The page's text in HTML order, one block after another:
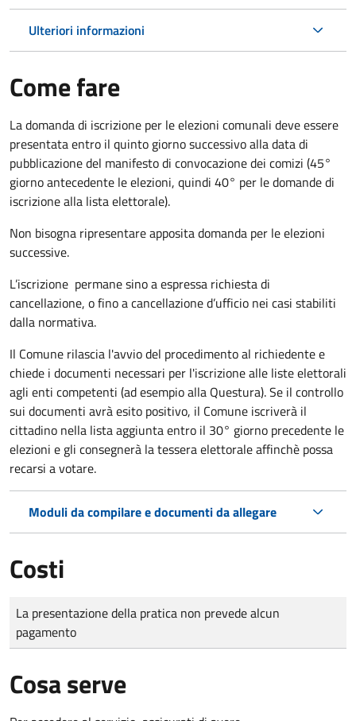
Ulteriori informazioni
Come fare
La domanda di iscrizione per le elezioni comunali deve essere
presentata entro il quinto giorno successivo alla data di
pubblicazione del manifesto di convocazione dei comizi (45°
giorno antecedente le elezioni, quindi 40° per le domande di
iscrizione alla lista elettorale).
Non bisogna ripresentare apposita domanda per le elezioni
successive.
L’iscrizione permane sino a espressa richiesta di
cancellazione, o fino a cancellazione d’ufficio nei casi stabiliti
dalla normativa.
Il Comune rilascia l'avvio del procedimento al richiedente e
chiede i documenti necessari per l'iscrizione alle liste elettorali
agli enti competenti (ad esempio alla Questura). Se il controllo
sui documenti avrà esito positivo, il Comune iscriverà il
cittadino nella lista aggiunta entro il 30° giorno precedente le
elezioni e gli consegnerà la tessera elettorale affinchè possa
recarsi a votare.
Moduli da compilare e documenti da allegare
Costi
Tipo di pagamento
Importo
La presentazione della pratica non prevede alcun
pagamento
Cosa serve